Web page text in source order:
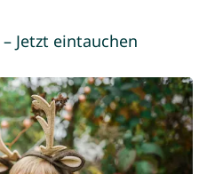
Jetzt eintauchen